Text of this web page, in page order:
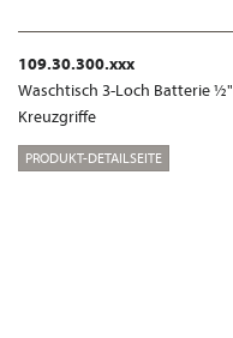
109.30.300.xxx
Waschtisch 3-Loch Batterie ½"
Kreuzgriffe
PRODUKT-DETAILSEITE